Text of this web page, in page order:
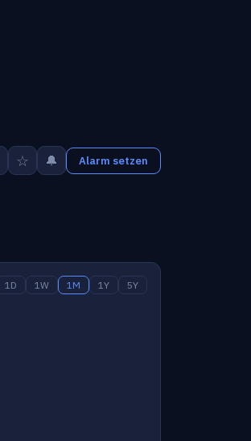
☆ 🔔 Alarm setzen
1D 1W 1M 1Y 5Y